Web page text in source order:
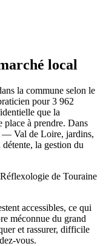
local
la commune selon le
pour 3 962
que la
place à prendre. Dans
— Val de Loire, jardins,
la gestion du
de Touraine
accessibles, ce qui
méconnue du grand
et rassurer, difficile
vous.